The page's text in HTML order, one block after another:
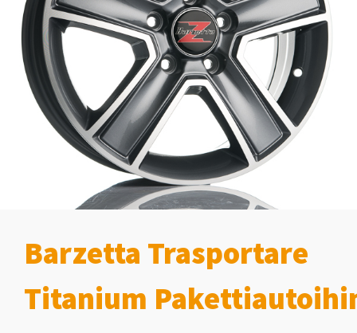
Barzetta Trasportare
Titanium